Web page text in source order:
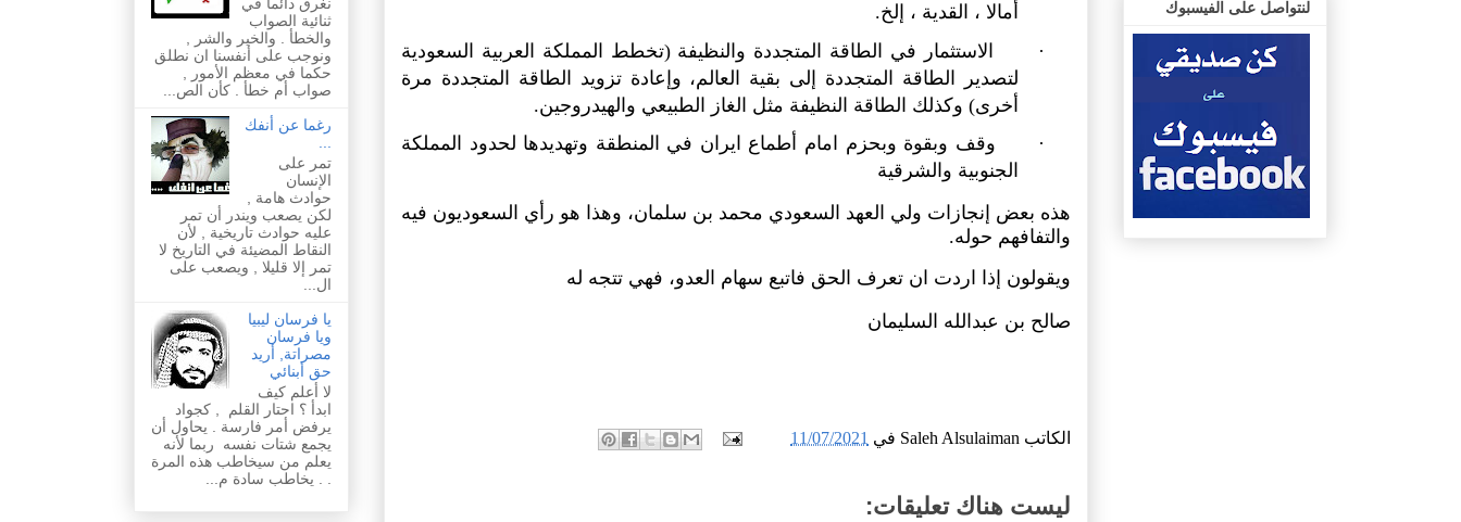
أمالا ، القدية ، إلخ.
·
الاستثمار في الطاقة المتجددة والنظيفة (تخطط المملكة العربية السعودية
لتصدير الطاقة المتجددة إلى بقية العالم، وإعادة تزويد الطاقة المتجددة مرة
أخرى) وكذلك الطاقة النظيفة مثل الغاز الطبيعي والهيدروجين.
·
وقف وبقوة وبحزم امام أطماع ايران في المنطقة وتهديدها لحدود المملكة
الجنوبية والشرقية
هذه بعض إنجازات ولي العهد السعودي محمد بن سلمان، وهذا هو رأي السعوديون فيه
والتفافهم حوله.
ويقولون إذا اردت ان تعرف الحق فاتبع سهام العدو، فهي تتجه له
صالح بن عبدالله السليمان
الكاتب Saleh Alsulaiman في 11/07/2021
ليست هناك تعليقات:
نغرق دائما في
ثنائية الصواب
والخطأ . والخير والشر ,
ونوجب على أنفسنا ان نطلق
حكما في معظم الأمور ,
صواب أم خطأ . كأن الص...
رغما عن أنفك
...
تمر على
الإنسان
حوادث هامة ,
لكن يصعب ويندر أن تمر
عليه حوادث تاريخية , لأن
النقاط المضيئة في التاريخ لا
تمر إلا قليلا , ويصعب على
ال...
يا فرسان ليبيا
ويا فرسان
مصراتة, أريد
حق أبنائي
لا أعلم كيف
ابدأ ؟ احتار القلم , كجواد
يرفض أمر فارسة . يحاول أن
يجمع شتات نفسه ربما لأنه
يعلم من سيخاطب هذه المرة
. . يخاطب سادة م...
لنتواصل على الفيسبوك